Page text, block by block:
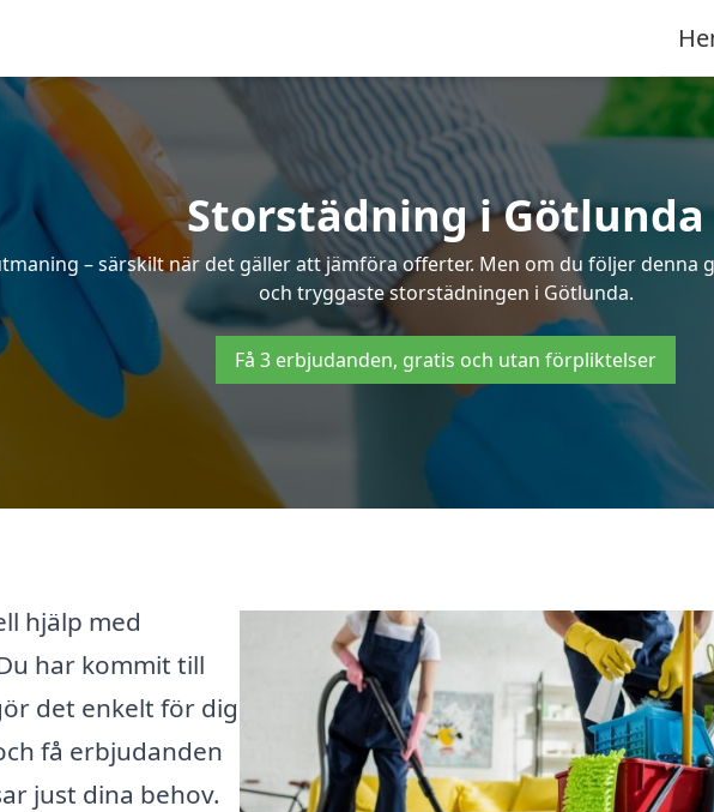
Storstädning i Götlunda
– särskilt när det gäller att jämföra offerter. Men om du följer
och tryggaste storstädningen i Götlunda.
Få 3 erbjudanden, gratis och utan förpliktelser
hjälp med
har kommit till
det enkelt för dig
få erbjudanden
just dina behov.